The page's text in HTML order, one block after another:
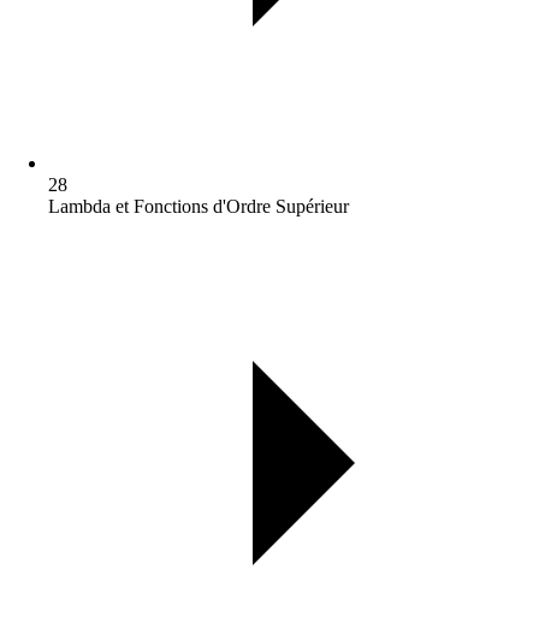
28
Lambda et Fonctions d'Ordre Supérieur